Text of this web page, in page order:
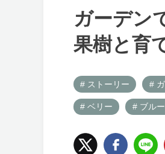
ガーデン
果樹と育
# ストーリー #
# ベリー # ブル